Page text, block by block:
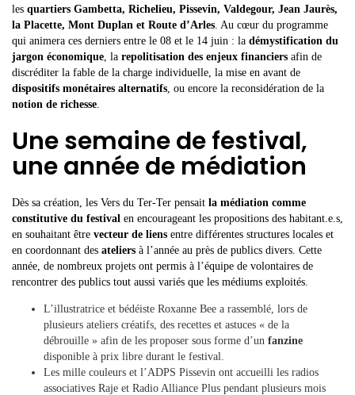
les quartiers Gambetta, Richelieu, Pissevin, Valdegour, Jean Jaurès,
la Placette, Mont Duplan et Route d’Arles . Au cœur du programme
qui animera ces derniers entre le 08 et le 14 juin : la démystification du
jargon économique , la repolitisation des enjeux financiers afin de
discréditer la fable de la charge individuelle, la mise en avant de
dispositifs monétaires alternatifs , ou encore la reconsidération de la
notion de richesse
Une semaine de festival,
une année de médiation
Dès sa création, les Vers du Ter-Ter pensait la médiation comme
constitutive du festival en encourageant les propositions des habitant.e.s,
en souhaitant être vecteur de liens entre différentes structures locales et
en coordonnant des ateliers à l’année au près de publics divers. Cette
année, de nombreux projets ont permis à l’équipe de volontaires de
rencontrer des publics tout aussi variés que les médiums exploités.
L’illustratrice et bédéiste Roxanne Bee a rassemblé, lors de
plusieurs ateliers créatifs, des recettes et astuces « de la
débrouille » afin de les proposer sous forme d’un fanzine
disponible à prix libre durant le festival.
Les mille couleurs et l’ADPS Pissevin ont accueilli les radios
associatives Raje et Radio Alliance Plus pendant plusieurs mois